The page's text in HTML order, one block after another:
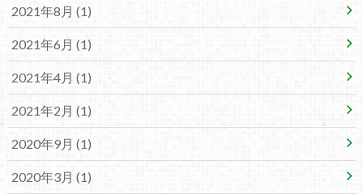
2021年8月 (1)
2021年6月 (1)
2021年4月 (1)
2021年2月 (1)
2020年9月 (1)
2020年3月 (1)